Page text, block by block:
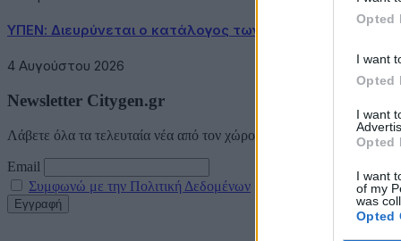
Opted
I want
Opted
I want
Opted
I want
of my
was
Opted
ΥΠΕΝ: Διευρύνεται ο κατάλογος των Προστατευόμενων
4 Αυγούστου 2026
Newsletter Citygen.gr
Λάβετε όλα τα τελευταία νέα από τον χώρο της Πολιτικής
Email
Συμφωνώ με την Πολιτική Δεδομένων